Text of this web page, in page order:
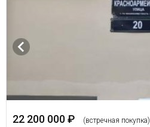
22 200 000 ₽ (встречная покупка)